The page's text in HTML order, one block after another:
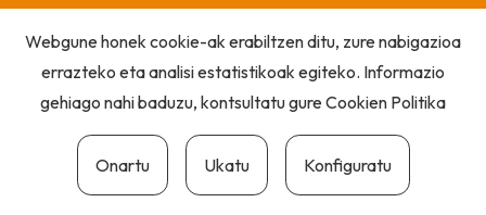
Webgune honek cookie-ak erabiltzen ditu, zure nabigazioa
errazteko eta analisi estatistikoak egiteko. Informazio
gehiago nahi baduzu, kontsultatu gureCookien Politika
Onartu Ukatu Konfiguratu